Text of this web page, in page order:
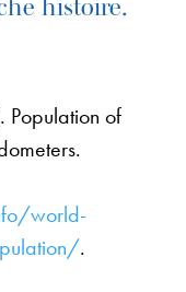
histoire.
Population of
world-
.